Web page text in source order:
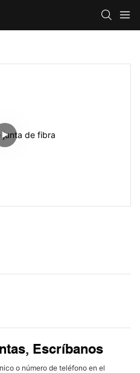
Escríbanos
o número de teléfono en el